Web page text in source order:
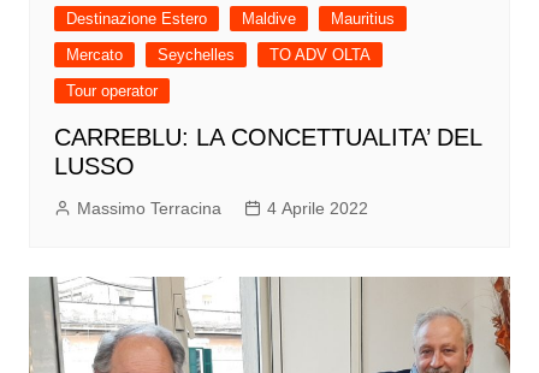
Destinazione Estero Maldive
Mauritius
Mercato
Seychelles
TO ADV OLTA
Tour operator
CARREBLU: LA CONCETTUALITA’ DEL
LUSSO
Massimo Terracina 4 Aprile 2022